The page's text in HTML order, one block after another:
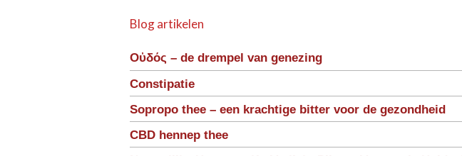
Blog artikelen
Οὐδός – de drempel van genezing
Constipatie
Sopropo thee – een krachtige bitter voor de gezondheid
CBD hennep thee